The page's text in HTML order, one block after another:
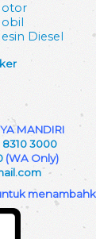
Diesel
MANDIRI
8310 3000
(WA Only)